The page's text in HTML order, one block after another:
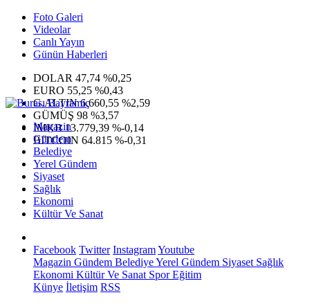
Foto Galeri
Videolar
Canlı Yayın
Günün Haberleri
DOLAR 47,74 %0,25
EURO 55,25 %0,43
G.ALTIN6.660,55 %2,59
GÜMÜŞ 98 %3,57
IMKB13.779,39 %-0,14
BITCOIN 64.815 %-0,31
Magazin
Gündem
Belediye
Yerel Gündem
Siyaset
Sağlık
Ekonomi
Kültür Ve Sanat
Facebook Twitter InstagramYoutube
Magazin Gündem BelediyeYerel Gündem Siyaset Sağlık
Ekonomi Kültür Ve Sanat SporEğitim
Künye İletişim RSS